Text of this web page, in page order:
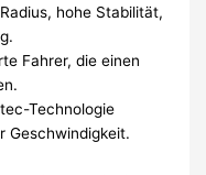
hohe Stabilität,
Fahrer, die einen
Technologie
Geschwindigkeit.